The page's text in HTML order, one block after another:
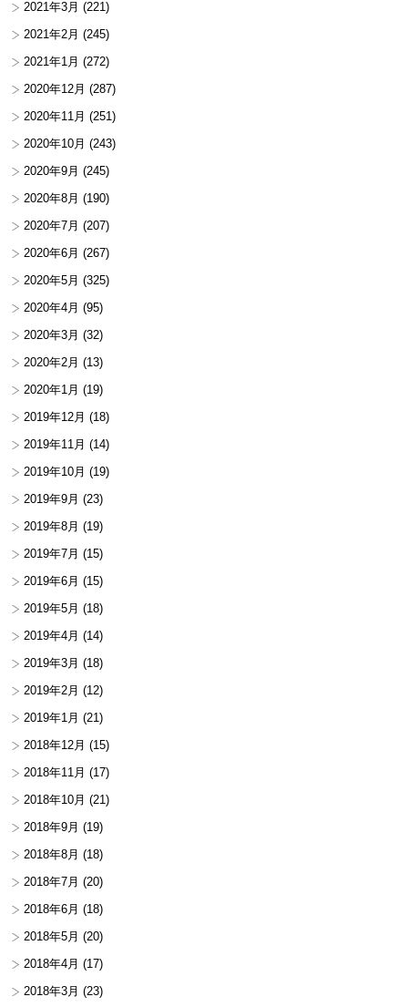
2021年3月 (221)
2021年2月 (245)
2021年1月 (272)
2020年12月 (287)
2020年11月 (251)
2020年10月 (243)
2020年9月 (245)
2020年8月 (190)
2020年7月 (207)
2020年6月 (267)
2020年5月 (325)
2020年4月 (95)
2020年3月 (32)
2020年2月 (13)
2020年1月 (19)
2019年12月 (18)
2019年11月 (14)
2019年10月 (19)
2019年9月 (23)
2019年8月 (19)
2019年7月 (15)
2019年6月 (15)
2019年5月 (18)
2019年4月 (14)
2019年3月 (18)
2019年2月 (12)
2019年1月 (21)
2018年12月 (15)
2018年11月 (17)
2018年10月 (21)
2018年9月 (19)
2018年8月 (18)
2018年7月 (20)
2018年6月 (18)
2018年5月 (20)
2018年4月 (17)
2018年3月 (23)